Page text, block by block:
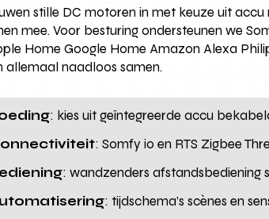
stille DC motoren in met keuze uit
mee. Voor besturing ondersteunen we
Home Google Home Amazon Alexa
allemaal naadloos samen.
: kies uit geïntegreerde accu
: Somfy io en RTS Zigbee
: wandzenders afstandsbediening
: tijdschema’s scènes en